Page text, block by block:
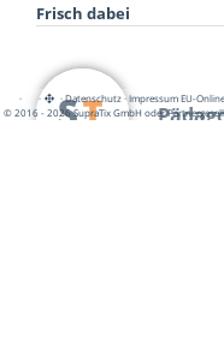
Frisch dabei
· · ·Datenschutz·Impressum EU-
© 2016 - 2026 SupraTix GmbH oder